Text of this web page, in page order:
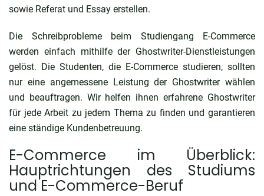
sowie Referat und Essay erstellen.
Die Schreibprobleme beim Studiengang E-Commerce
werden einfach mithilfe der Ghostwriter-Dienstleistungen
gelöst. Die Studenten, die E-Commerce studieren, sollten
nur eine angemessene Leistung der Ghostwriter wählen
und beauftragen. Wir helfen ihnen erfahrene Ghostwriter
für jede Arbeit zu jedem Thema zu finden und garantieren
eine ständige Kundenbetreuung.
E-Commerce im Überblick:
Hauptrichtungen des Studiums
und E-Commerce-Beruf